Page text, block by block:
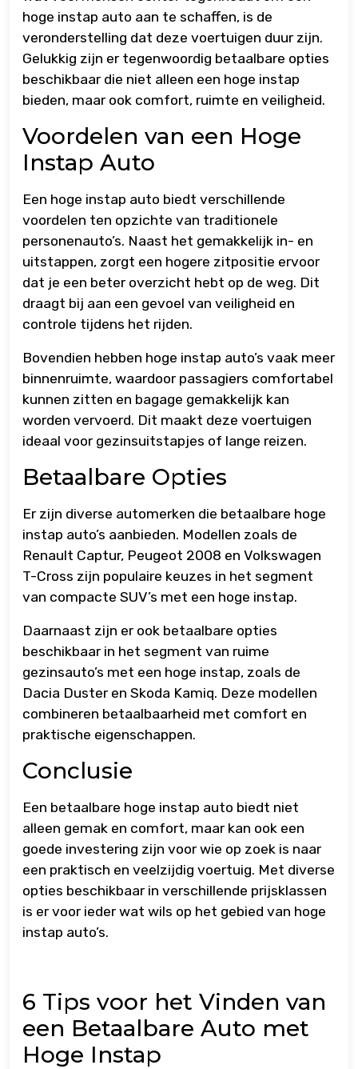
hoge instap auto aan te schaffen, is de
veronderstelling dat deze voertuigen duur zijn.
Gelukkig zijn er tegenwoordig betaalbare opties
beschikbaar die niet alleen een hoge instap
bieden, maar ook comfort, ruimte en veiligheid.
Voordelen van een Hoge
Instap Auto
Een hoge instap auto biedt verschillende
voordelen ten opzichte van traditionele
personenauto’s. Naast het gemakkelijk in- en
uitstappen, zorgt een hogere zitpositie ervoor
dat je een beter overzicht hebt op de weg. Dit
draagt bij aan een gevoel van veiligheid en
controle tijdens het rijden.
Bovendien hebben hoge instap auto’s vaak meer
binnenruimte, waardoor passagiers comfortabel
kunnen zitten en bagage gemakkelijk kan
worden vervoerd. Dit maakt deze voertuigen
ideaal voor gezinsuitstapjes of lange reizen.
Betaalbare Opties
Er zijn diverse automerken die betaalbare hoge
instap auto’s aanbieden. Modellen zoals de
Renault Captur, Peugeot 2008 en Volkswagen
T-Cross zijn populaire keuzes in het segment
van compacte SUV’s met een hoge instap.
Daarnaast zijn er ook betaalbare opties
beschikbaar in het segment van ruime
gezinsauto’s met een hoge instap, zoals de
Dacia Duster en Skoda Kamiq. Deze modellen
combineren betaalbaarheid met comfort en
praktische eigenschappen.
Conclusie
Een betaalbare hoge instap auto biedt niet
alleen gemak en comfort, maar kan ook een
goede investering zijn voor wie op zoek is naar
een praktisch en veelzijdig voertuig. Met diverse
opties beschikbaar in verschillende prijsklassen
is er voor ieder wat wils op het gebied van hoge
instap auto’s.
6 Tips voor het Vinden van
een Betaalbare Auto met
Hoge Instap